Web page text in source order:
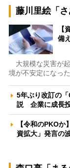
藤川里絵「さ
【
備
大規模な災害が
境が不安定になっ
5年ぶり改訂の
説 企業に成長
【令和のPKO
資拡大」発言